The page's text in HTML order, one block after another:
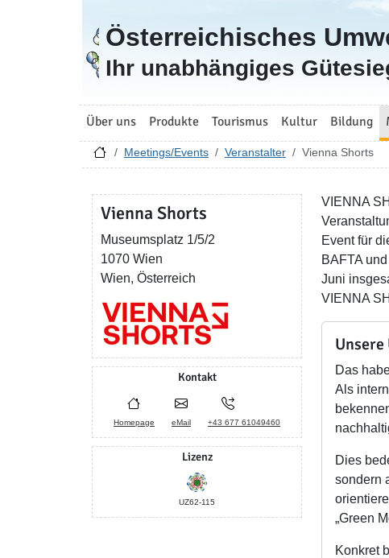
Zur Startseite
Österreichisches
Ihr unabhängiges
Über uns Produkte Tourismus Kultur Bildung
Meetings/Events Veranstalter Vienna Shorts
Vienna Shorts
Museumsplatz 1/5/2
1070 Wien
Wien, Österreich
Kontakt
Homepage eMail +43 677 61049460
Lizenz
UZ62-115
VIENNA
Event für
BAFTA
Juni
VIENNA
Das
Als
Dies
sondern
„Green
Konkret